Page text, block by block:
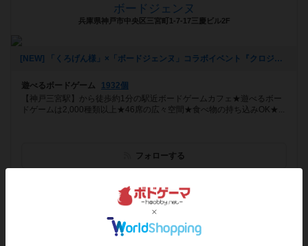
ボードジェンヌ
兵庫県神戸市中央区三宮町1-7-17三慶ビル2F
[NEW] 「くろげん様」×「ボードジェンヌ」コラボイベント『クロジェンヌ会』（2021年02月13日 14時21分）
遊べるボードゲーム
1932個
【神戸三宮駅】から徒歩約1分の駅近ボードゲームカフェ★遊べるボー
ドゲームは2,000種類以上★46席の広々空間★食べ物の持ち込みOK★...
フォローする
ミリオンパーセント
東京都墨田区京島3-13-6